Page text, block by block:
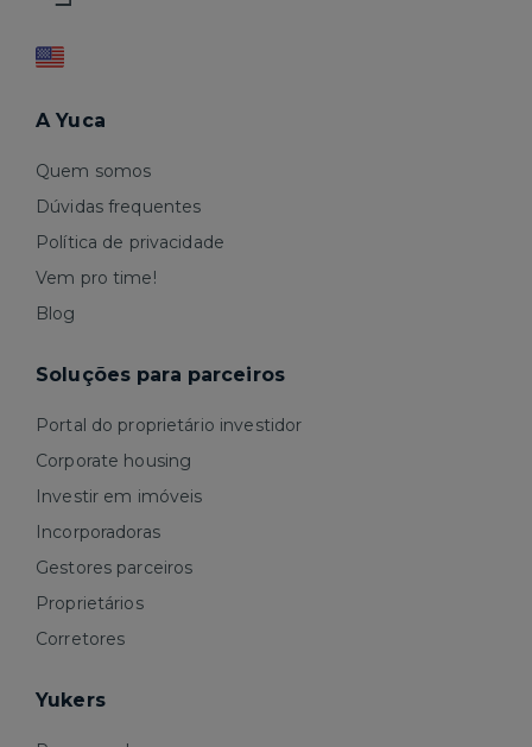
A Yuca
Quem somos
Dúvidas frequentes
Política de privacidade
Vem pro time!
Blog
Soluções para parceiros
Portal do proprietário investidor
Corporate housing
Investir em imóveis
Incorporadoras
Gestores parceiros
Proprietários
Corretores
Yukers